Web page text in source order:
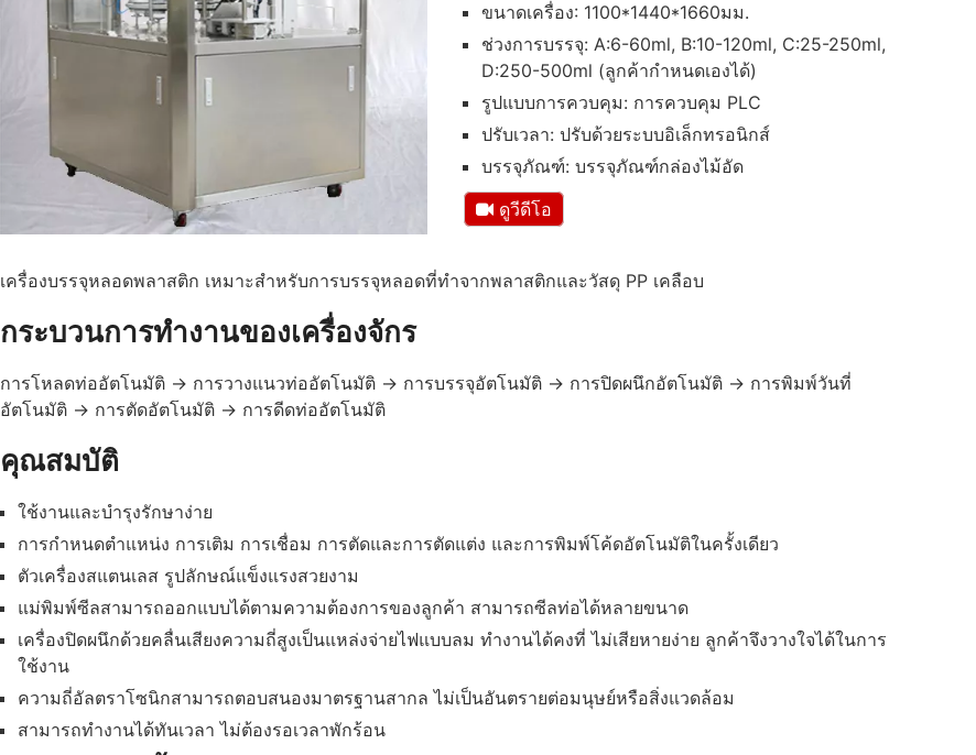
ขนาดเครื่อง: 1100*1440*1660มม.
ช่วงการบรรจุ: A:6-60ml, B:10-120ml, C:25-250ml,
D:250-500ml (ลูกค้ากำหนดเองได้)
รูปแบบการควบคุม: การควบคุม PLC
ปรับเวลา: ปรับด้วยระบบอิเล็กทรอนิกส์
บรรจุภัณฑ์: บรรจุภัณฑ์กล่องไม้อัด
ดูวีดีโอ
เครื่องบรรจุหลอดพลาสติก เหมาะสำหรับการบรรจุหลอดที่ทำจากพลาสติกและวัสดุ PP เคลือบ
กระบวนการทำงานของเครื่องจักร
การโหลดท่ออัตโนมัติ → การวางแนวท่ออัตโนมัติ → การบรรจุอัตโนมัติ → การปิดผนึกอัตโนมัติ → การพิมพ์วันที่
อัตโนมัติ → การตัดอัตโนมัติ → การดีดท่ออัตโนมัติ
คุณสมบัติ
ใช้งานและบำรุงรักษาง่าย
การกำหนดตำแหน่ง การเติม การเชื่อม การตัดและการตัดแต่ง และการพิมพ์โค้ดอัตโนมัติในครั้งเดียว
ตัวเครื่องสแตนเลส รูปลักษณ์แข็งแรงสวยงาม
แม่พิมพ์ซีลสามารถออกแบบได้ตามความต้องการของลูกค้า สามารถซีลท่อได้หลายขนาด
เครื่องปิดผนึกด้วยคลื่นเสียงความถี่สูงเป็นแหล่งจ่ายไฟแบบลม ทำงานได้คงที่ ไม่เสียหายง่าย ลูกค้าจึงวางใจได้ในการ
ใช้งาน
ความถี่อัลตราโซนิกสามารถตอบสนองมาตรฐานสากล ไม่เป็นอันตรายต่อมนุษย์หรือสิ่งแวดล้อม
สามารถทำงานได้ทันเวลา ไม่ต้องรอเวลาพักร้อน